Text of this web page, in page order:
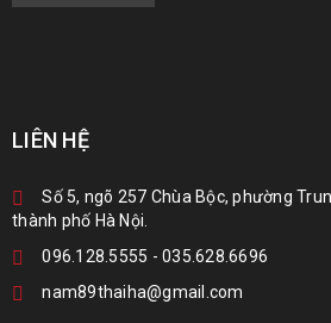
LIÊN HỆ
Số 5, ngõ 257 Chùa Bộc, phường
thành phố Hà Nội.
096.128.5555 - 035.628.6696
nam89thaiha@gmail.com